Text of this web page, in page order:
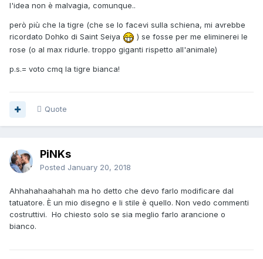
l'idea non è malvagia, comunque..
però più che la tigre (che se lo facevi sulla schiena, mi avrebbe
ricordato Dohko di Saint Seiya
) se fosse per me eliminerei le
rose (o al max ridurle. troppo giganti rispetto all'animale)
p.s.= voto cmq la tigre bianca!
Quote
PiNKs
Posted January 20, 2018
Ahhahahaahahah ma ho detto che devo farlo modificare dal
tatuatore. È un mio disegno e li stile è quello. Non vedo commenti
costruttivi. Ho chiesto solo se sia meglio farlo arancione o
bianco.